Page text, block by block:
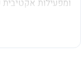
ומפעילות אקטיבית